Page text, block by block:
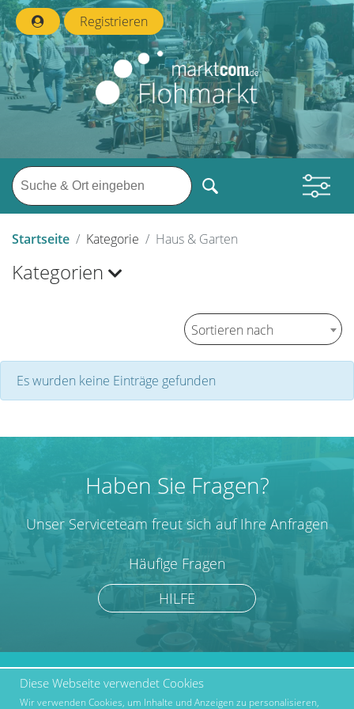
Registrieren
Startseite Kategorie Haus & Garten
Kategorien
Sortieren nach
Es wurden keine Einträge gefunden
Haben Sie Fragen?
Unser Serviceteam freut sich auf Ihre Anfragen
Häufige Fragen
HILFE
marktcom.de Deutschland
GmbH © 2019
Werben bei Marktcom
Diese Webseite verwendet Cookies
Wir verwenden Cookies, um Inhalte und Anzeigen zu personalisieren,